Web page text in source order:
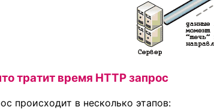
тратит время HTTP запрос
происходит в несколько этапов: